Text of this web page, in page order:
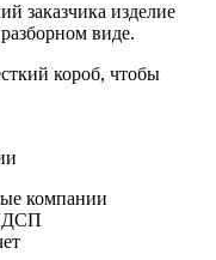
заказчика изделие
виде.
короб, чтобы
компании